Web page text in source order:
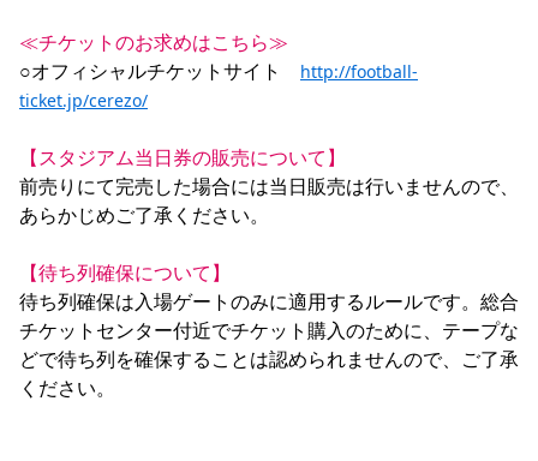
≪チケットのお求めはこちら≫
○オフィシャルチケットサイト
http://football-
ticket.jp/cerezo/
【スタジアム当日券の販売について】
前売りにて完売した場合には当日販売は行いませんので、
あらかじめご了承ください。
【待ち列確保について】
待ち列確保は入場ゲートのみに適用するルールです。総合
チケットセンター付近でチケット購入のために、テープな
どで待ち列を確保することは認められませんので、ご了承
ください。